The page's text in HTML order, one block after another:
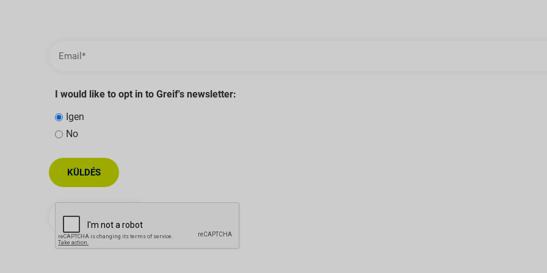
I would like to opt in to Greif's newsletter:
Igen
No
KÜLDÉS